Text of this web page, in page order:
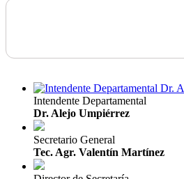
Intendente Departamental
Dr. Alejo Umpiérrez
Secretario General
Tec. Agr. Valentín Martínez